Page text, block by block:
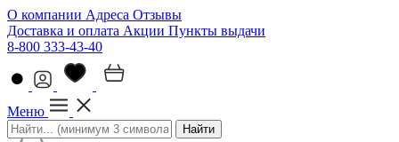
О компании Адреса Отзывы
Доставка и оплата Акции Пункты выдачи
8-800 333-43-40
Меню
Найти